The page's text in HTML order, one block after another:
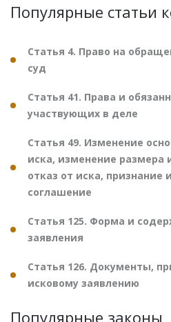
Популярные статьи
Статья 4. Право на
суд
Статья 41. Права и
участвующих в деле
Статья 49. Изменение
иска, изменение размера
отказ от иска, признание
соглашение
Статья 125. Форма и
заявления
Статья 126. Документы,
исковому заявлению
Популярные законы